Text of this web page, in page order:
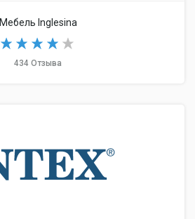
Мебель Inglesina
434 Отзыва